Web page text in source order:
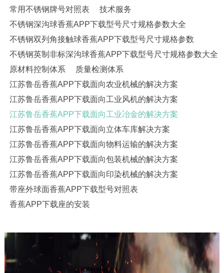
常用不锈钢牌号对照表
技术服务
不锈钢深沟球香蕉APP下载型号尺寸规格参数大全
不锈钢双列角接触球香蕉APP下载型号尺寸规格参数
不锈钢英制非标深沟球香蕉APP下载型号尺寸规格参数大全
原材料控制体系
质量检测体系
江苏鲁岳香蕉APP下载面向农业机械的解决方案
江苏鲁岳香蕉APP下载面向工业风机的解决方案
江苏鲁岳香蕉APP下载面向工业冶金的解决方案
江苏鲁岳香蕉APP下载面向立体车库解决方案
江苏鲁岳香蕉APP下载面向物料运输的解决方案
江苏鲁岳香蕉APP下载面向包装机械的解决方案
江苏鲁岳香蕉APP下载面向印染机械的解决方案
带座外球面香蕉APP下载型号对照表
香蕉APP下载座的安装